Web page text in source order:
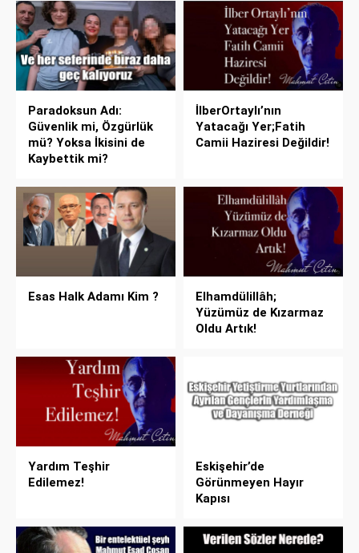
Paradoksun Adı:
Güvenlik mi, Özgürlük
mü? Yoksa İkisini de
Kaybettik mi?
İlberOrtaylı’nın
Yatacağı Yer;Fatih
Camii Haziresi Değildir!
Esas Halk Adamı Kim ?
Elhamdülillâh;
Yüzümüz de Kızarmaz
Oldu Artık!
Yardım Teşhir
Edilemez!
Eskişehir’de
Görünmeyen Hayır
Kapısı